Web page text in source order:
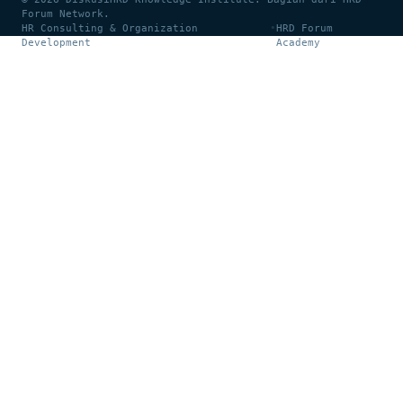
Forum Network.
HR Consulting & Organization
Development
•HRD Forum
Academy